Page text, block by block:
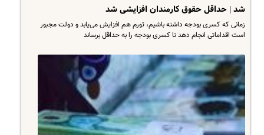
شد | حداقل حقوق کارمندان افزایشی شد
زمانی که کسری بودجه داشته باشیم، تورم هم افزایش می‌یابد و دولت مجبور
است اقداماتی انجام دهد تا کسری بودجه را به حداقل برساند